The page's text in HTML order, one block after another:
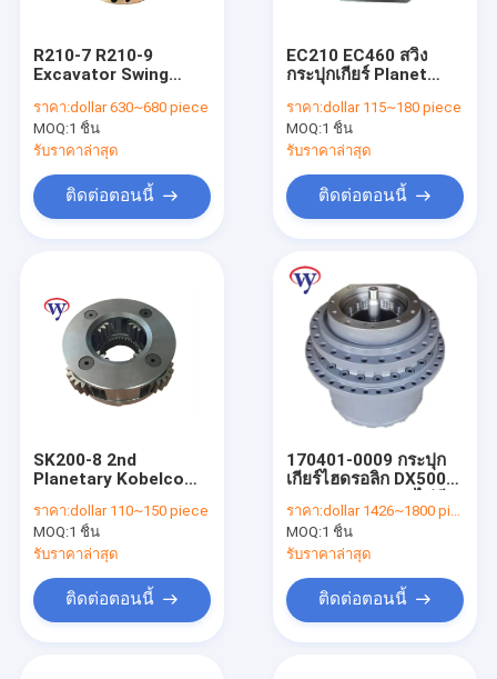
R210-7 R210-9
Excavator Swing
เกียร์ดาวเคราะห์ 31N6-
10180
ราคา:dollar 630~680 piece
MOQ:1 ชิ้น
รับราคาล่าสุด
ติดต่อตอนนี้
EC210 EC460 สวิง
กระปุกเกียร์ Planet
30200
ราคา:dollar 115~180 piece
MOQ:1 ชิ้น
รับราคาล่าสุด
ติดต่อตอนนี้
SK200-8 2nd
Planetary Kobelco
Assembly
YN32W01058P1-A
ราคา:dollar 110~150 piece
MOQ:1 ชิ้น
รับราคาล่าสุด
ติดต่อตอนนี้
170401-0009 กระปุก
เกียร์ไฮดรอลิก DX500
มอเตอร์
ราคา:dollar 1426~1800 piece
MOQ:1 ชิ้น
รับราคาล่าสุด
ติดต่อตอนนี้